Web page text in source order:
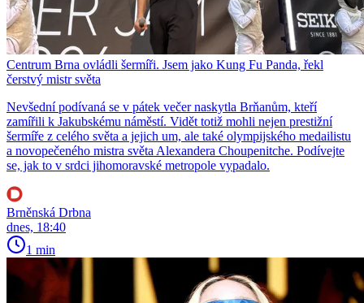
Centrum Brna ovládli šermíři. Jsem jako Kung Fu Panda, řekl
čerstvý mistr světa
Nevšední podívaná se v pátek večer naskytla Brňanům, kteří
zamířili k Jakubskému náměstí. Vidět totiž mohli nejen prestižní
šermíře z celého světa a jejich um, ale také olympijského medailistu
a novopečeného mistra světa Alexandera Choupenitche. Podívejte
se, jak to v srdci jihomoravské metropole vypadalo.
Brněnská Drbna
dnes, 18:40
1 min